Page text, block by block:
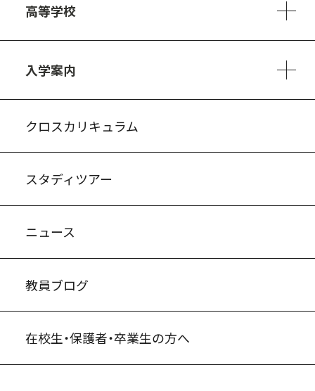
高等学校
入学案内
クロスカリキュラム
スタディツアー
ニュース
教員ブログ
在校生・保護者・卒業生の方へ